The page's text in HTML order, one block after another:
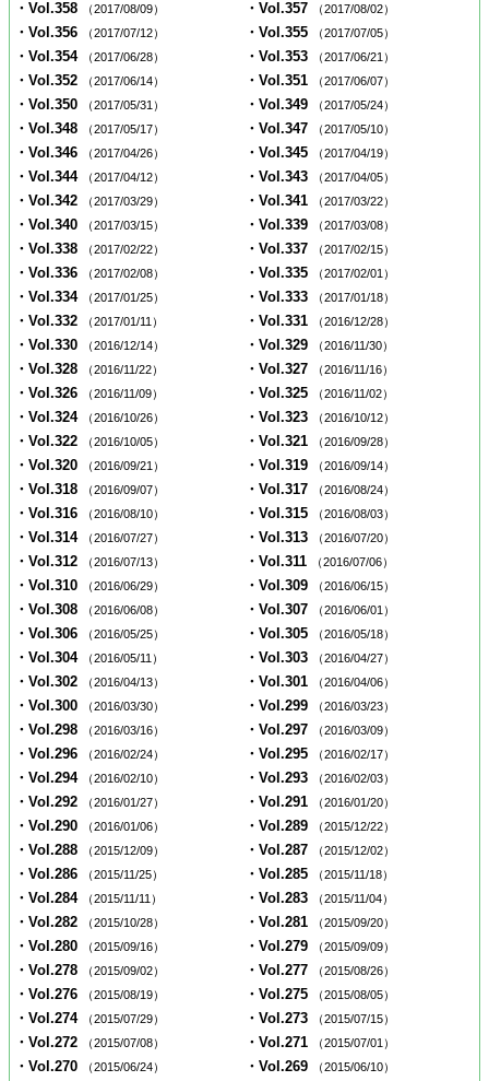
・Vol.358 （2017/08/09） ・Vol.357 （2017/08/02）
・Vol.356 （2017/07/12） ・Vol.355 （2017/07/05）
・Vol.354 （2017/06/28） ・Vol.353 （2017/06/21）
・Vol.352 （2017/06/14） ・Vol.351 （2017/06/07）
・Vol.350 （2017/05/31） ・Vol.349 （2017/05/24）
・Vol.348 （2017/05/17） ・Vol.347 （2017/05/10）
・Vol.346 （2017/04/26） ・Vol.345 （2017/04/19）
・Vol.344 （2017/04/12） ・Vol.343 （2017/04/05）
・Vol.342 （2017/03/29） ・Vol.341 （2017/03/22）
・Vol.340 （2017/03/15） ・Vol.339 （2017/03/08）
・Vol.338 （2017/02/22） ・Vol.337 （2017/02/15）
・Vol.336 （2017/02/08） ・Vol.335 （2017/02/01）
・Vol.334 （2017/01/25） ・Vol.333 （2017/01/18）
・Vol.332 （2017/01/11） ・Vol.331 （2016/12/28）
・Vol.330 （2016/12/14） ・Vol.329 （2016/11/30）
・Vol.328 （2016/11/22） ・Vol.327 （2016/11/16）
・Vol.326 （2016/11/09） ・Vol.325 （2016/11/02）
・Vol.324 （2016/10/26） ・Vol.323 （2016/10/12）
・Vol.322 （2016/10/05） ・Vol.321 （2016/09/28）
・Vol.320 （2016/09/21） ・Vol.319 （2016/09/14）
・Vol.318 （2016/09/07） ・Vol.317 （2016/08/24）
・Vol.316 （2016/08/10） ・Vol.315 （2016/08/03）
・Vol.314 （2016/07/27） ・Vol.313 （2016/07/20）
・Vol.312 （2016/07/13） ・Vol.311 （2016/07/06）
・Vol.310 （2016/06/29） ・Vol.309 （2016/06/15）
・Vol.308 （2016/06/08） ・Vol.307 （2016/06/01）
・Vol.306 （2016/05/25） ・Vol.305 （2016/05/18）
・Vol.304 （2016/05/11） ・Vol.303 （2016/04/27）
・Vol.302 （2016/04/13） ・Vol.301 （2016/04/06）
・Vol.300 （2016/03/30） ・Vol.299 （2016/03/23）
・Vol.298 （2016/03/16） ・Vol.297 （2016/03/09）
・Vol.296 （2016/02/24） ・Vol.295 （2016/02/17）
・Vol.294 （2016/02/10） ・Vol.293 （2016/02/03）
・Vol.292 （2016/01/27） ・Vol.291 （2016/01/20）
・Vol.290 （2016/01/06） ・Vol.289 （2015/12/22）
・Vol.288 （2015/12/09） ・Vol.287 （2015/12/02）
・Vol.286 （2015/11/25） ・Vol.285 （2015/11/18）
・Vol.284 （2015/11/11） ・Vol.283 （2015/11/04）
・Vol.282 （2015/10/28） ・Vol.281 （2015/09/20）
・Vol.280 （2015/09/16） ・Vol.279 （2015/09/09）
・Vol.278 （2015/09/02） ・Vol.277 （2015/08/26）
・Vol.276 （2015/08/19） ・Vol.275 （2015/08/05）
・Vol.274 （2015/07/29） ・Vol.273 （2015/07/15）
・Vol.272 （2015/07/08） ・Vol.271 （2015/07/01）
・Vol.270 （2015/06/24） ・Vol.269 （2015/06/10）